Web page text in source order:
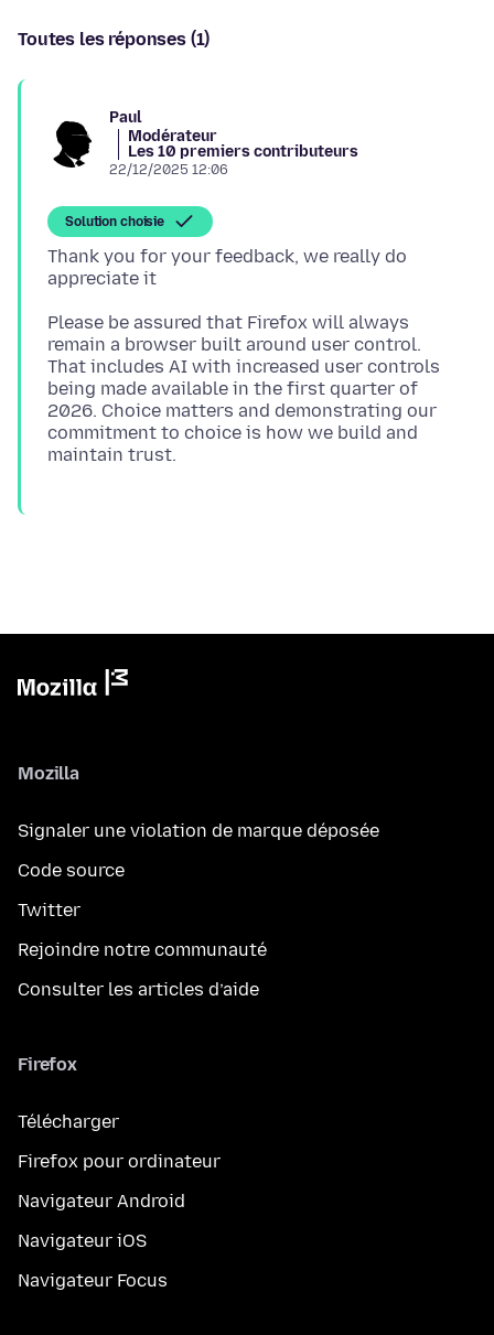
Toutes les réponses (1)
Paul
Modérateur
Les 10 premiers contributeurs
22/12/2025 12:06
Solution choisie
Thank you for your feedback, we really do
Please be assured that Firefox will always
remain a browser built around user control.
That includes AI with increased user controls
being made available in the first quarter of
2026. Choice matters and demonstrating our
commitment to choice is how we build and
Mozilla
Signaler une violation de marque déposée
Code source
Twitter
Rejoindre notre communauté
Consulter les articles d’aide
Firefox
Télécharger
Firefox pour ordinateur
Navigateur Android
Navigateur iOS
Navigateur Focus